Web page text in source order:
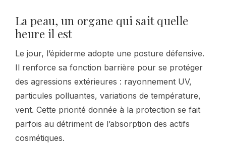
La peau, un organe qui sait quelle
heure il est
Le jour, l’épiderme adopte une posture défensive.
Il renforce sa fonction barrière pour se protéger
des agressions extérieures : rayonnement UV,
particules polluantes, variations de température,
vent. Cette priorité donnée à la protection se fait
parfois au détriment de l’absorption des actifs
cosmétiques.